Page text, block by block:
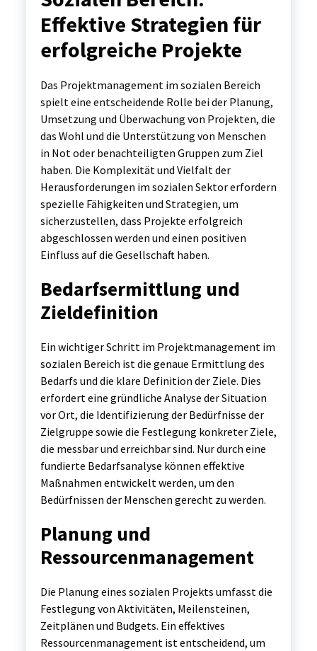
Effektive Strategien für
erfolgreiche Projekte
Das Projektmanagement im sozialen Bereich
spielt eine entscheidende Rolle bei der Planung,
Umsetzung und Überwachung von Projekten, die
das Wohl und die Unterstützung von Menschen
in Not oder benachteiligten Gruppen zum Ziel
haben. Die Komplexität und Vielfalt der
Herausforderungen im sozialen Sektor erfordern
spezielle Fähigkeiten und Strategien, um
sicherzustellen, dass Projekte erfolgreich
abgeschlossen werden und einen positiven
Einfluss auf die Gesellschaft haben.
Bedarfsermittlung und
Zieldefinition
Ein wichtiger Schritt im Projektmanagement im
sozialen Bereich ist die genaue Ermittlung des
Bedarfs und die klare Definition der Ziele. Dies
erfordert eine gründliche Analyse der Situation
vor Ort, die Identifizierung der Bedürfnisse der
Zielgruppe sowie die Festlegung konkreter Ziele,
die messbar und erreichbar sind. Nur durch eine
fundierte Bedarfsanalyse können effektive
Maßnahmen entwickelt werden, um den
Bedürfnissen der Menschen gerecht zu werden.
Planung und
Ressourcenmanagement
Die Planung eines sozialen Projekts umfasst die
Festlegung von Aktivitäten, Meilensteinen,
Zeitplänen und Budgets. Ein effektives
Ressourcenmanagement ist entscheidend, um